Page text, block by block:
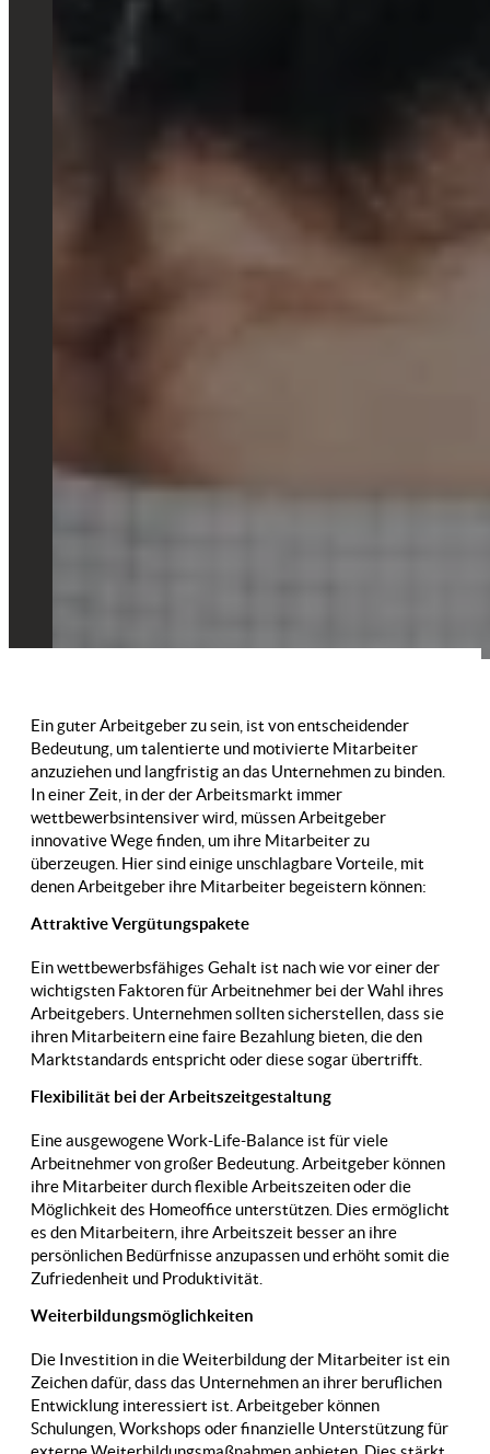
Ein guter Arbeitgeber zu sein, ist von entscheidender
Bedeutung, um talentierte und motivierte Mitarbeiter
anzuziehen und langfristig an das Unternehmen zu binden.
In einer Zeit, in der der Arbeitsmarkt immer
wettbewerbsintensiver wird, müssen Arbeitgeber
innovative Wege finden, um ihre Mitarbeiter zu
überzeugen. Hier sind einige unschlagbare Vorteile, mit
denen Arbeitgeber ihre Mitarbeiter begeistern können:
Attraktive Vergütungspakete
Ein wettbewerbsfähiges Gehalt ist nach wie vor einer der
wichtigsten Faktoren für Arbeitnehmer bei der Wahl ihres
Arbeitgebers. Unternehmen sollten sicherstellen, dass sie
ihren Mitarbeitern eine faire Bezahlung bieten, die den
Marktstandards entspricht oder diese sogar übertrifft.
Flexibilität bei der Arbeitszeitgestaltung
Eine ausgewogene Work-Life-Balance ist für viele
Arbeitnehmer von großer Bedeutung. Arbeitgeber können
ihre Mitarbeiter durch flexible Arbeitszeiten oder die
Möglichkeit des Homeoffice unterstützen. Dies ermöglicht
es den Mitarbeitern, ihre Arbeitszeit besser an ihre
persönlichen Bedürfnisse anzupassen und erhöht somit die
Zufriedenheit und Produktivität.
Weiterbildungsmöglichkeiten
Die Investition in die Weiterbildung der Mitarbeiter ist ein
Zeichen dafür, dass das Unternehmen an ihrer beruflichen
Entwicklung interessiert ist. Arbeitgeber können
Schulungen, Workshops oder finanzielle Unterstützung für